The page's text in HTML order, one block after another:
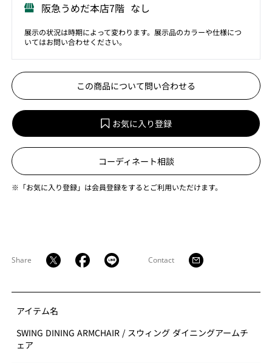
阪急うめだ本店7階 なし
展示の状況は時期によって変わります。展示品のカラーや仕様につ
いてはお問い合わせください。
この商品について問い合わせる
お気に入り登録
コーディネート相談
※「お気に入り登録」は会員登録をするとご利用いただけます。
Share Contact
アイテム名
SWING DINING ARMCHAIR / スウィング ダイニングアームチ
ェア